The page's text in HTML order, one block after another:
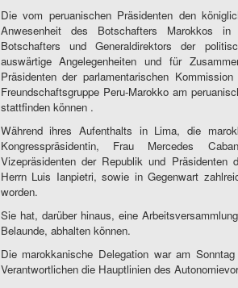
Die vom peruanischen Präsidenten den
Anwesenheit des Botschafters Marokkos
Botschafters und Generaldirektors der
auswärtige Angelegenheiten und für
Präsidenten der parlamentarischen
Freundschaftsgruppe Peru-Marokko am
stattfinden können .
Während ihres Aufenthalts in Lima, die
Kongresspräsidentin, Frau Mercedes
Vizepräsidenten der Republik und Präsidenten
Herrn Luis Ianpietri, sowie in Gegenwart
worden.
Sie hat, darüber hinaus, eine
Belaunde, abhalten können.
Die marokkanische Delegation war am
Verantwortlichen die Hauptlinien des